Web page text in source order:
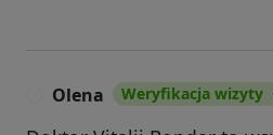
Olena Weryfikacja wizyty